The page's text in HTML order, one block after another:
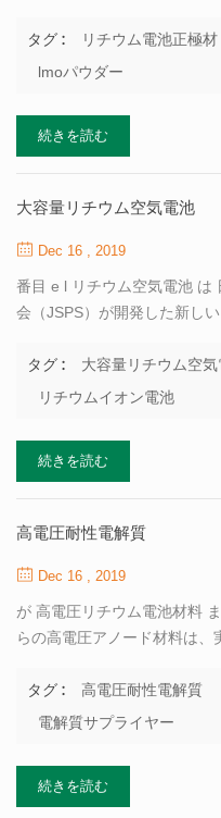
カソード活性材料は、リチ
あるgoodenough教授は、リ
働いていたとき、彼は コバ
ードとして使用できます。
材料として。 1983年に、彼
て。 1997年に、彼は開発し
またはlfp）、これはかん...
タグ : リチウム電池正極材
lmoパウダー
続きを読む
大容量リチウム空気電池
Dec 16 , 2019
番目 e l リチウム空気電池 は
会（JSPS）が開発した新し
空​​気中の酸素を使用し、電
ます。負極は 有機電解質 ;正
極の水性電解質に移動します
され、空気中の酸素と水は
結合して、水溶性水酸化リチ
子がワイヤを介して負極に
体電解質を通過して固体電解
応して負極の表面に金属リ
物は、電子生成酸素...
タグ : 大容量リチウム空
リチウムイオン電池
続きを読む
高電圧耐性電解質
Dec 16 , 2019
が 高電圧リチウム電池材料
らの高電圧アノード材料は
は、炭酸塩ベースの電解質
とです。バッテリー電圧が
ム脱挿入が適切に機能しなく
きる電解液システムの開発
タグ : 高電圧耐性電解質
電解質サプライヤー
続きを読む